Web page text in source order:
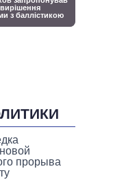
прорыва